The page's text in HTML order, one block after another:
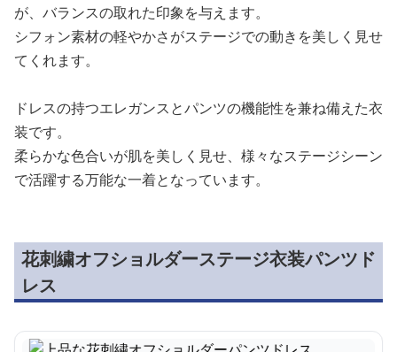
が、バランスの取れた印象を与えます。
シフォン素材の軽やかさがステージでの動きを美しく見せ
てくれます。
ドレスの持つエレガンスとパンツの機能性を兼ね備えた衣
装です。
柔らかな色合いが肌を美しく見せ、様々なステージシーン
で活躍する万能な一着となっています。
花刺繍オフショルダーステージ衣装パンツド
レス